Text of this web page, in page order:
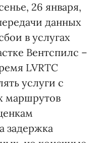
26 января,
данных
в услугах
Вентспилс –
LVRTC
услуги с
маршрутов
задержка